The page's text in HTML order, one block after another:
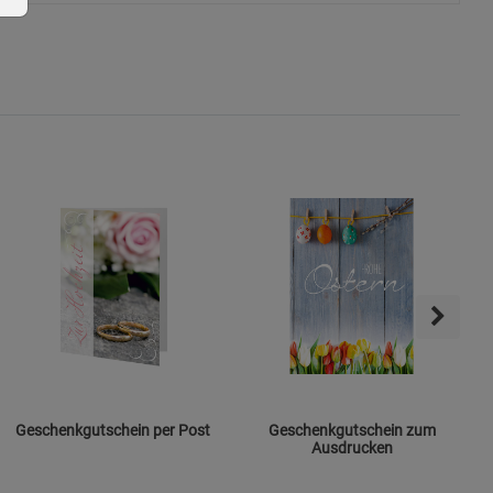
Geschenkgutschein per Post
Geschenkgutschein zum
Ausdrucken